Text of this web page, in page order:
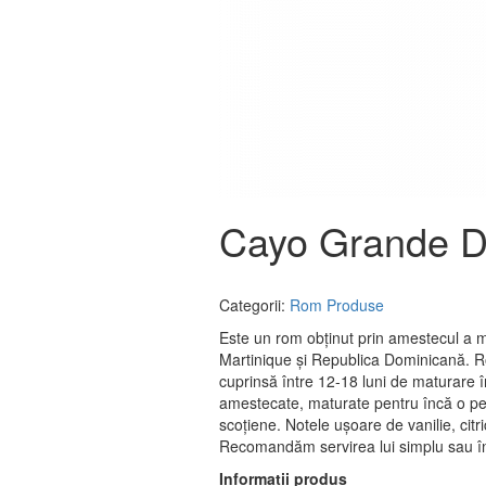
Cayo Grande
Categorii: Rom Produse
Este un rom obţinut prin amestecul a
Martinique şi Republica Dominicană.
cuprinsă între 12-18 luni de maturare
amestecate, maturate pentru încă o
scoţiene. Notele uşoare de vanilie,
Recomandăm servirea lui simplu sau
Informații produs